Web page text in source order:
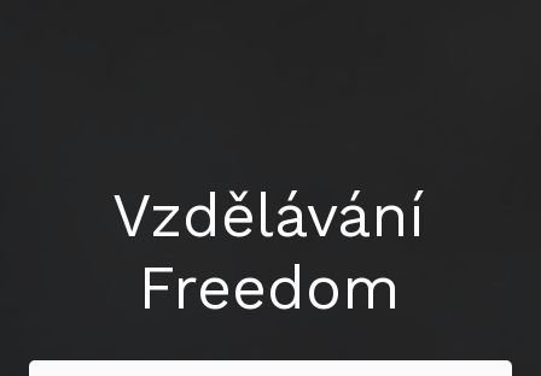
Vzdělávání
Freedom